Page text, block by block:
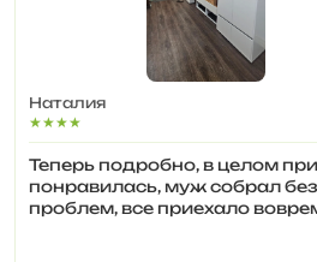
Наталия
★★★★
Теперь подробно, в целом
понравилась, муж собрал без
проблем, все приехало